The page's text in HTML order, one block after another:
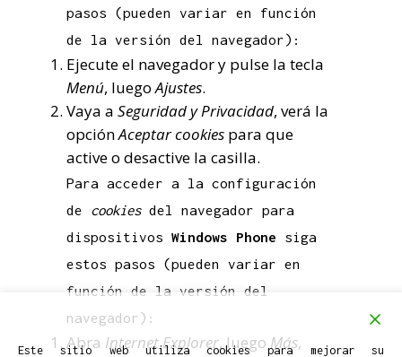
pasos (pueden variar en función
de la versión del navegador):
Ejecute el navegador y pulse la tecla
Menú, luegoAjustes.
Vaya a Seguridad y Privacidad, verá la
opciónAceptar cookies para que
active o desactive la casilla.
Para acceder a la configuración
de cookiesdel navegador para
dispositivos Windows Phone siga
estos pasos (pueden variar en
función de la versión del
navegador):
Abra Internet Explorer, luego Más,
Este sitio web utiliza cookies para mejorar su